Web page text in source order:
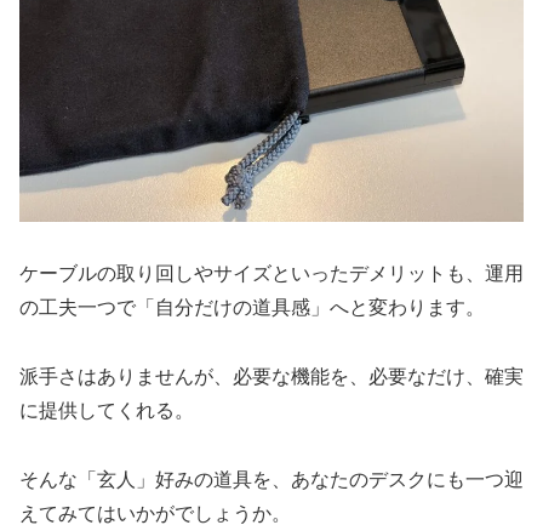
ケーブルの取り回しやサイズといったデメリットも、運用
の工夫一つで「自分だけの道具感」へと変わります。
派手さはありませんが、必要な機能を、必要なだけ、確実
に提供してくれる。
そんな「玄人」好みの道具を、あなたのデスクにも一つ迎
えてみてはいかがでしょうか。